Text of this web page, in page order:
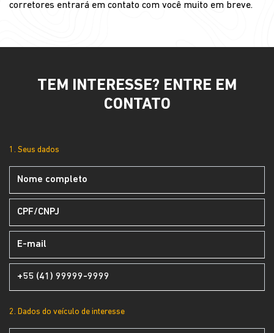
corretores entrará em contato com você muito em breve.
TEM INTERESSE? ENTRE EM
CONTATO
1. Seus dados
2. Dados do veículo de interesse